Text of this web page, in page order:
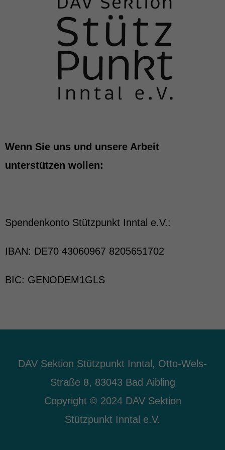
Wenn Sie uns und unsere Arbeit
unterstützen wollen:
Spendenkonto Stützpunkt Inntal e.V.:
IBAN: DE70 43060967 8205651702
BIC: GENODEM1GLS
DAV Sektion Stützpunkt Inntal, Otto-Wels-
Straße 8, 83043 Bad Aibling
Copyright © 2024 DAV Sektion
Stützpunkt Inntal e.V.
Inhalte von Videoplattformen und Social-Media-Plattformen werden
standardmäßig blockiert. Wenn Cookies von externen Medien akzeptiert
werden, bedarf der Zugriff auf diese Inhalte keiner manuellen Einwilligung
Cookie-Informationen anzeigen
powered by Borlabs Cookie